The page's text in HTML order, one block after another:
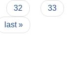
32
33
last »